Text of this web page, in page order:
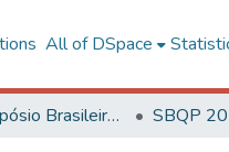
All of DSpace
SBQP - Simpósio Brasileiro de Qualidade do Projeto no Ambiente Construído SBQP